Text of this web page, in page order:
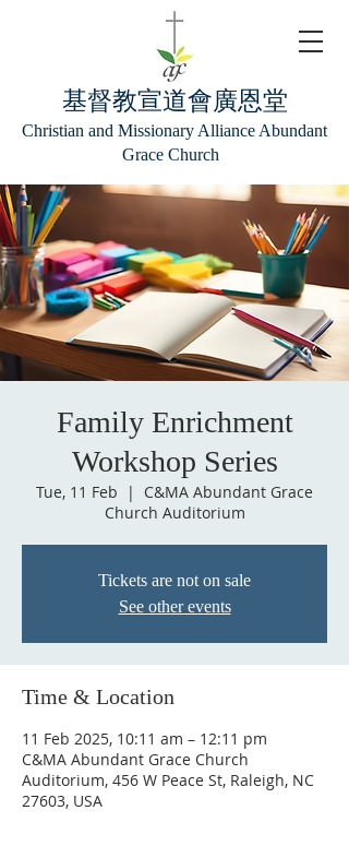
基督教宣道會廣恩堂
Christian and Missionary Alliance Abundant
Grace Church
Family Enrichment
Workshop Series
Tue, 11 Feb
  |
C&MA Abundant Grace
Church Auditorium
Tickets are not on sale
See other events
Time & Location
11 Feb 2025, 10:11 am – 12:11 pm
C&MA Abundant Grace Church
Auditorium, 456 W Peace St, Raleigh, NC
27603, USA